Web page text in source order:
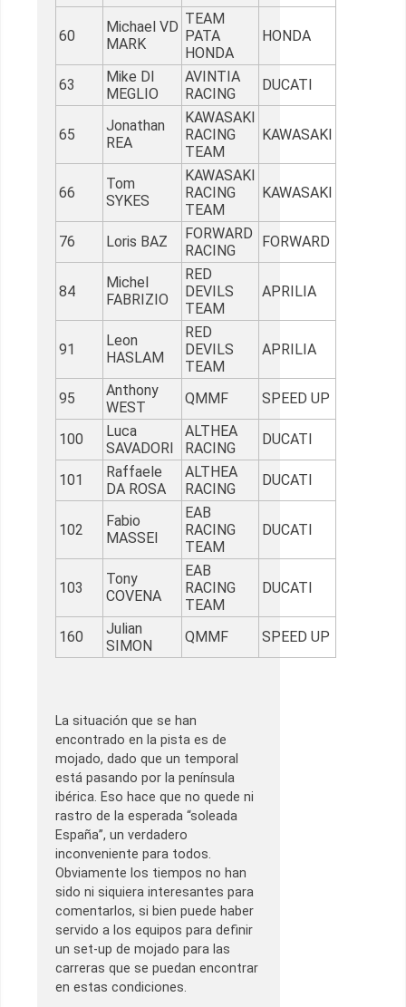
60
Michael VD
MARK
TEAM
PATA
HONDA
HONDA
63
Mike DI
MEGLIO
AVINTIA
RACING
DUCATI
65
Jonathan
REA
KAWASAKI
RACING
TEAM
KAWASAKI
66
Tom
SYKES
KAWASAKI
RACING
TEAM
KAWASAKI
76 Loris BAZ
FORWARD
RACING
FORWARD
84
Michel
FABRIZIO
RED
DEVILS
TEAM
APRILIA
91
Leon
HASLAM
RED
DEVILS
TEAM
APRILIA
95
Anthony
WEST
QMMF SPEED UP
100
Luca
SAVADORI
ALTHEA
RACING
DUCATI
101
Raffaele
DA ROSA
ALTHEA
RACING
DUCATI
102
Fabio
MASSEI
EAB
RACING
TEAM
DUCATI
103
Tony
COVENA
EAB
RACING
TEAM
DUCATI
160
Julian
SIMON
QMMF SPEED UP
La situación que se han
encontrado en la pista es de
mojado, dado que un temporal
está pasando por la península
ibérica. Eso hace que no quede ni
rastro de la esperada “soleada
España”, un verdadero
inconveniente para todos.
Obviamente los tiempos no han
sido ni siquiera interesantes para
comentarlos, si bien puede haber
servido a los equipos para definir
un set-up de mojado para las
carreras que se puedan encontrar
en estas condiciones.